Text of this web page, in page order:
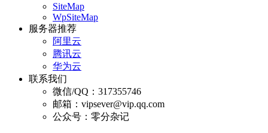
SiteMap
WpSiteMap
服务器推荐
阿里云
腾讯云
华为云
联系我们
微信/QQ：317355746
邮箱：vipsever@vip.qq.com
公众号：零分杂记